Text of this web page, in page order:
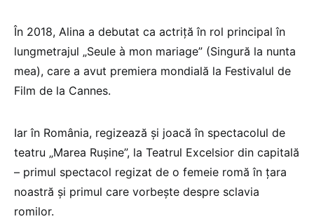
În 2018, Alina a debutat ca actriţă în rol principal în
lungmetrajul „Seule à mon mariage” (Singură la nunta
mea), care a avut premiera mondială la Festivalul de
Film de la Cannes.
Iar în România, regizează și joacă în spectacolul de
teatru „Marea Rușine”, la Teatrul Excelsior din capitală
– primul spectacol regizat de o femeie romă în țara
noastră și primul care vorbește despre sclavia
romilor.